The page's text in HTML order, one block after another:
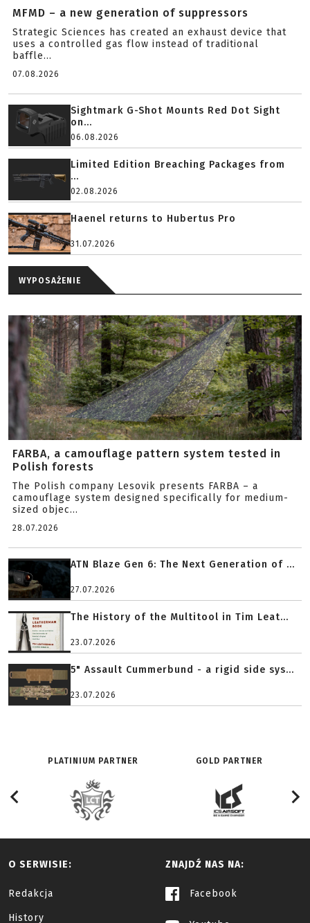
MFMD – a new generation of suppressors
Strategic Sciences has created an exhaust device that
uses a controlled gas flow instead of traditional
baffle...
07.08.2026
Sightmark G-Shot Mounts Red Dot Sight
on...
06.08.2026
Limited Edition Breaching Packages from
...
02.08.2026
Haenel returns to Hubertus Pro
31.07.2026
WYPOSAŻENIE
FARBA, a camouflage pattern system tested in
Polish forests
The Polish company Lesovik presents FARBA – a
camouflage system designed specifically for medium-
sized objec...
28.07.2026
ATN Blaze Gen 6: The Next Generation of ...
27.07.2026
The History of the Multitool in Tim Leat...
23.07.2026
5" Assault Cummerbund - a rigid side sys...
23.07.2026
PLATINIUM PARTNER GOLD PARTNER
O SERWISIE:
Redakcja
History
ZNAJDŹ NAS NA:
Facebook